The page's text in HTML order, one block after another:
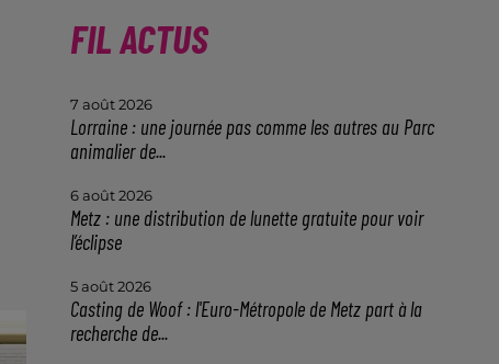
FIL ACTUS
7 août 2026
Lorraine : une journée pas comme les autres au Parc
animalier de...
6 août 2026
Metz : une distribution de lunette gratuite pour voir
l’éclipse
5 août 2026
Casting de Woof : l'Euro-Métropole de Metz part à la
recherche de...